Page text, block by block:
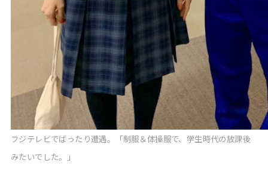
フジテレビでばったり遭遇。「制服＆体操服で、学生時代の放課後
みたいでした。」